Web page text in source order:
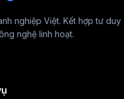
nghiệp Việt. Kết hợp tư duy
nghệ linh hoạt.